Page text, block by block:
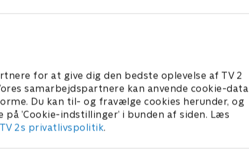
for at give dig den bedste oplevelse af TV 2
samarbejdspartnere kan anvende cookie-data
Du kan til- og fravælge cookies herunder, og
’Cookie-indstillinger’ i bunden af siden. Læs
TV 2s privatlivspolitik.